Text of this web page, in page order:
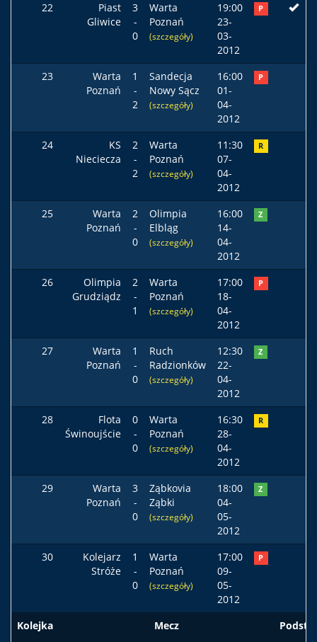
22
Piast
Gliwice
3
-
0
Warta
Poznań
(szczegóły)
19:00
23-
03-
2012
P
23
Warta
Poznań
1
-
2
Sandecja
Nowy Sącz
(szczegóły)
16:00
01-
04-
2012
P
24
KS
Nieciecza
2
-
2
Warta
Poznań
(szczegóły)
11:30
07-
04-
2012
R
25
Warta
Poznań
2
-
0
Olimpia
Elbląg
(szczegóły)
16:00
14-
04-
2012
Z
26
Olimpia
Grudziądz
2
-
1
Warta
Poznań
(szczegóły)
17:00
18-
04-
2012
P
27
Warta
Poznań
1
-
0
Ruch
Radzionków
(szczegóły)
12:30
22-
04-
2012
Z
28
Flota
Świnoujście
0
-
0
Warta
Poznań
(szczegóły)
16:30
28-
04-
2012
R
29
Warta
Poznań
3
-
0
Ząbkovia
Ząbki
(szczegóły)
18:00
04-
05-
2012
Z
30
Kolejarz
Stróże
1
-
0
Warta
Poznań
(szczegóły)
17:00
09-
05-
2012
P
Kolejka Mecz Podst